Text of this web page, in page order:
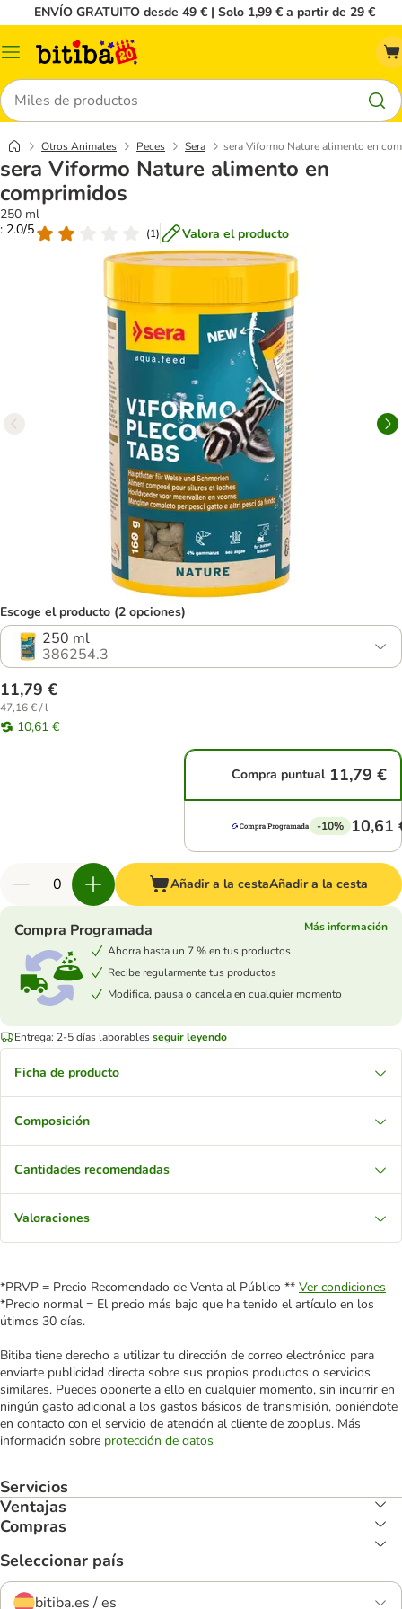
ENVÍO GRATUITO desde 49 € | Solo 1,99 € a partir de 29 €
Menú
Buscar
Otros Animales Peces Sera sera Viformo Nature alimento en
sera Viformo Nature alimento en
comprimidos
250 ml
: 2.0/5
(1) Valora el producto
Escoge el producto (2 opciones)
250 ml
386254.3
11,79 €
47,16 € / l
10,61 €
Compra puntual 11,79 €
-10% 10,61
Añadir a la cestaAñadir a la cesta
Compra Programada
Más información
Ahorra hasta un 7 % en tus productos
Recibe regularmente tus productos
Modifica, pausa o cancela en cualquier momento
Entrega: 2-5 días laborablesseguir leyendo
Ficha de producto
Composición
Cantidades recomendadas
Valoraciones
*PRVP = Precio Recomendado de Venta al Público ** Ver condiciones
*Precio normal = El precio más bajo que ha tenido el artículo en los
útimos 30 días.
Bitiba tiene derecho a utilizar tu dirección de correo electrónico para
enviarte publicidad directa sobre sus propios productos o servicios
similares. Puedes oponerte a ello en cualquier momento, sin incurrir en
ningún gasto adicional a los gastos básicos de transmisión, poniéndote
en contacto con el servicio de atención al cliente de zooplus. Más
información sobre protección de datos
Servicios
Ventajas
Compras
Seleccionar país
bitiba.es / es